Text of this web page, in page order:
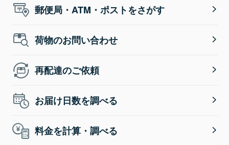
郵便局・ATM・ポストをさがす
荷物のお問い合わせ
再配達のご依頼
お届け日数を調べる
料金を計算・調べる